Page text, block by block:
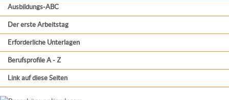
Ausbildungs-ABC
Der erste Arbeitstag
Erforderliche Unterlagen
Berufsprofile A - Z
Link auf diese Seiten